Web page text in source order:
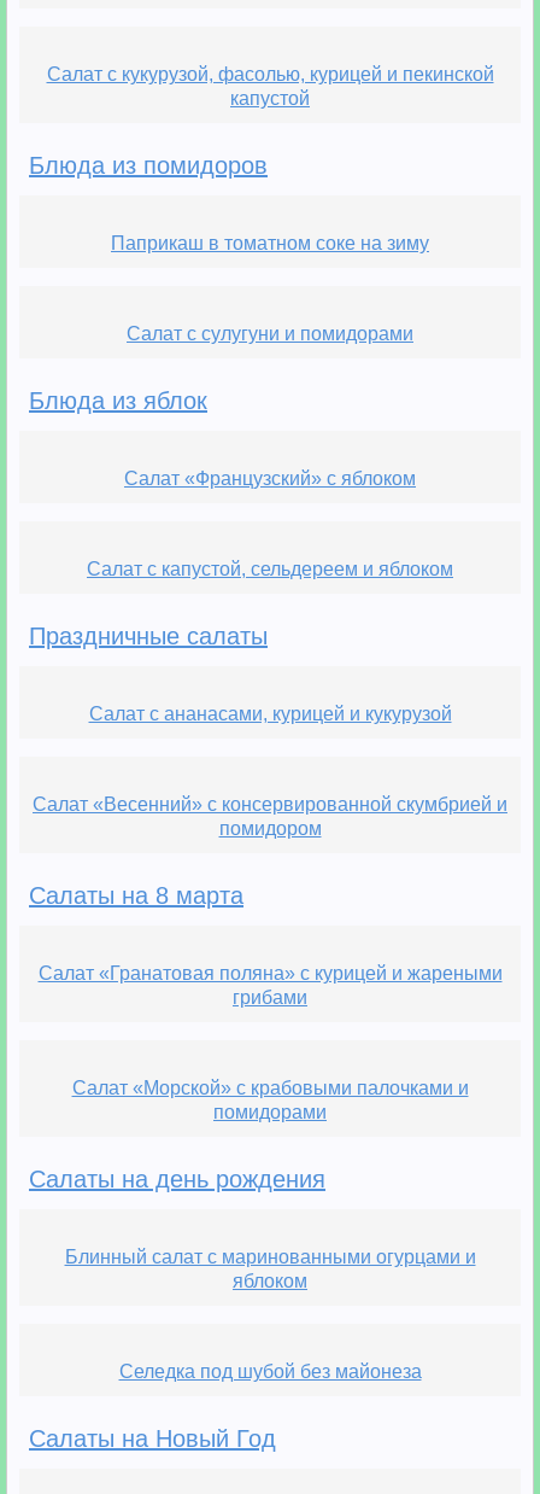
Салат с кукурузой, фасолью, курицей и пекинской
капустой
Блюда из помидоров
Паприкаш в томатном соке на зиму
Салат с сулугуни и помидорами
Блюда из яблок
Салат «Французский» с яблоком
Салат с капустой, сельдереем и яблоком
Праздничные салаты
Салат с ананасами, курицей и кукурузой
Салат «Весенний» с консервированной скумбрией и
помидором
Салаты на 8 марта
Салат «Гранатовая поляна» с курицей и жареными
грибами
Салат «Морской» с крабовыми палочками и
помидорами
Салаты на день рождения
Блинный салат с маринованными огурцами и
яблоком
Селедка под шубой без майонеза
Салаты на Новый Год